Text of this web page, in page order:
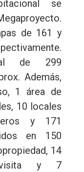
se
de 161 y
de 299
Además,
1 área de
10 locales
y 171
en 150
14
visita y 7